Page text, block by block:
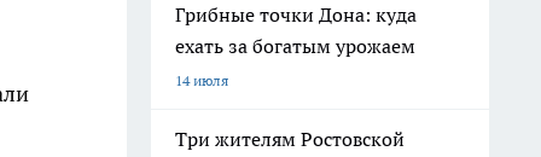
Грибные точки Дона: куда
ехать за богатым урожаем
14 июля
Три жителям Ростовской